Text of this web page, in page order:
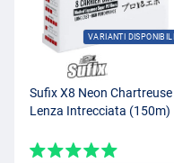
VARIANTI DISPONIBILI
Sufix X8 Neon Chartreuse
Lenza Intrecciata (150m)